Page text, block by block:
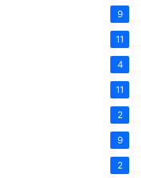
9
11
4
11
2
9
2